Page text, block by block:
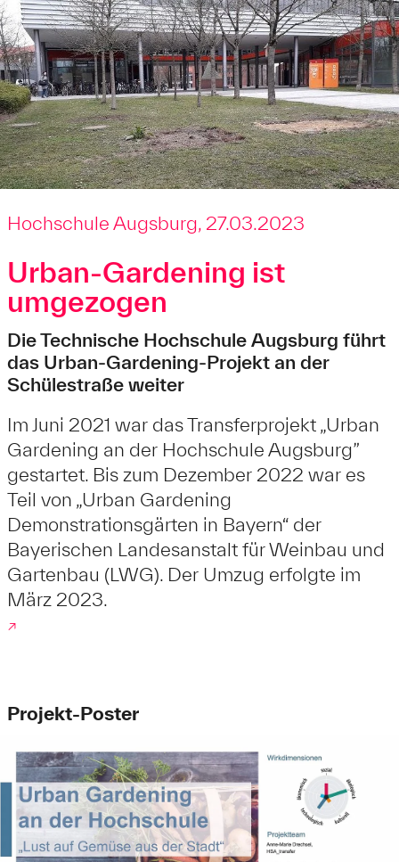
Hochschule Augsburg, 27.03.2023
Urban-Gardening ist
umgezogen
Die Technische Hochschule Augsburg führt
das Urban-Gardening-Projekt an der
Schülestraße weiter
Im Juni 2021 war das Transferprojekt „Urban
Gardening an der Hochschule Augsburg”
gestartet. Bis zum Dezember 2022 war es
Teil von „Urban Gardening
Demonstrationsgärten in Bayern“ der
Bayerischen Landesanstalt für Weinbau und
Gartenbau (LWG). Der Umzug erfolgte im
März 2023.
↗
Projekt-Poster